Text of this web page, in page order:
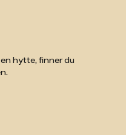
hytte, finner du